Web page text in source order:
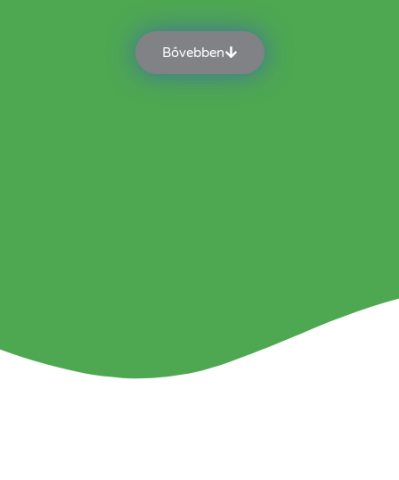
Bővebben